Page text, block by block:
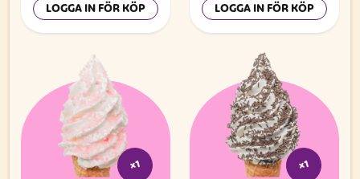
LOGGA IN FÖR KÖP LOGGA IN FÖR KÖP
x1 x1